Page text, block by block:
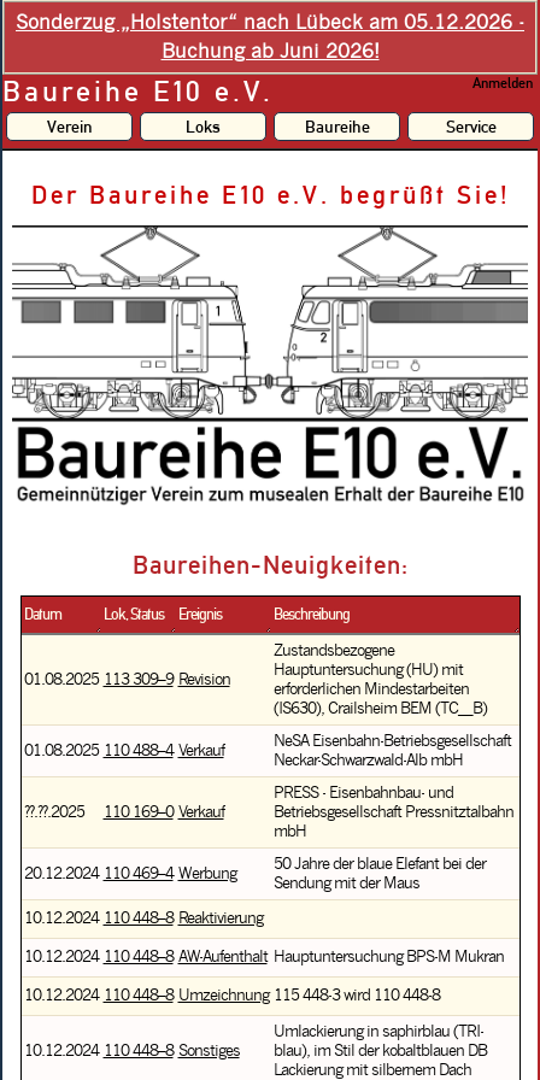
Sonderzug „Holstentor“ nach Lübeck am 05.12.2026 -
Buchung ab Juni 2026!
Baureihe E10 e.V. Anmelden
Verein Loks Baureihe Service
Der Baureihe E10 e.V. begrüßt Sie!
Baureihen-Neuigkeiten:
Datum Lok, Status Ereignis Beschreibung
01.08.2025 113 309–9 Revision
Zustandsbezogene
Hauptuntersuchung (HU) mit
erforderlichen Mindestarbeiten
(IS630), Crailsheim BEM (TC__B)
01.08.2025 110 488–4 Verkauf
NeSA Eisenbahn-Betriebsgesellschaft
Neckar-Schwarzwald-Alb mbH
??.??.2025 110 169–0 Verkauf
PRESS - Eisenbahnbau- und
Betriebsgesellschaft Pressnitztalbahn
mbH
20.12.2024 110 469–4 Werbung
50 Jahre der blaue Elefant bei der
Sendung mit der Maus
10.12.2024 110 448–8 Reaktivierung
10.12.2024 110 448–8 AW-Aufenthalt Hauptuntersuchung BPS-M Mukran
10.12.2024 110 448–8 Umzeichnung 115 448-3 wird 110 448-8
10.12.2024 110 448–8 Sonstiges
Umlackierung in saphirblau (TRI-
blau), im Stil der kobaltblauen DB
Lackierung mit silbernem Dach